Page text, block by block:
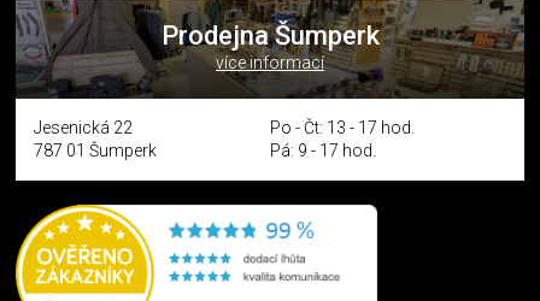
Prodejna Šumperk
více informací
Jesenická 22
787 01 Šumperk
Po - Čt: 13 - 17 hod.
Pá: 9 - 17 hod.